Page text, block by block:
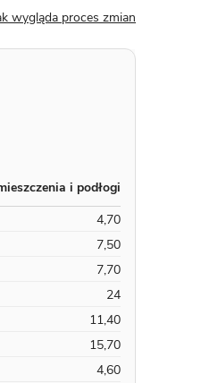
wygląda proces zmian
i podłogi
4,70
7,50
7,70
24
11,40
15,70
4,60